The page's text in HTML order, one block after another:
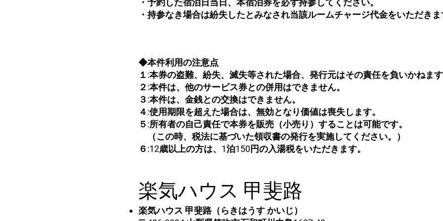
・予約した宿泊日当日、本宿泊券を必ず持参してください。
・持参なき場合は紛失したとみなされ当該ルームチャージ代金をいただきま
◆本件利用の注意点
１:本券の盗難、紛失、滅失等された場合、発行元はその責任を負いかねます
２:本件は、他のサービス券との併用はできません。
３:本件は、金銭との交換はできません。
４:使用期限を超えた場合は、無効となり価値は喪失します。
５:所有者の自己責任で本券を販売（小売り）することは可能です。
（この時、税法に基づいた領収書の発行を実施してください。）
６:12歳以上の方は、1泊150円の入湯税をいただきます。
楽気ハウス 甲斐路
楽気ハウス 甲斐路（らきはうす かいじ）